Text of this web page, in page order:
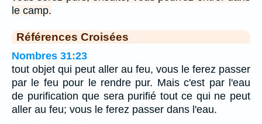
le camp.
Références Croisées
Nombres 31:23
tout objet qui peut aller au feu, vous le ferez passer
par le feu pour le rendre pur. Mais c'est par l'eau
de purification que sera purifié tout ce qui ne peut
aller au feu; vous le ferez passer dans l'eau.